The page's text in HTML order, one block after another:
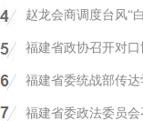
赵龙会商调度台风“
福建省政协召开对口
福建省委统战部传
福建省委政法委员